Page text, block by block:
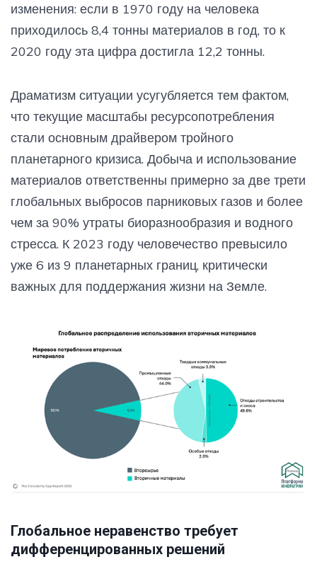
изменения: если в 1970 году на человека
приходилось 8,4 тонны материалов в год, то к
2020 году эта цифра достигла 12,2 тонны.
Драматизм ситуации усугубляется тем фактом,
что текущие масштабы ресурсопотребления
стали основным драйвером тройного
планетарного кризиса. Добыча и использование
материалов ответственны примерно за две трети
глобальных выбросов парниковых газов и более
чем за 90% утраты биоразнообразия и водного
стресса. К 2023 году человечество превысило
уже 6 из 9 планетарных границ, критически
важных для поддержания жизни на Земле.
Глобальное неравенство требует
дифференцированных решений